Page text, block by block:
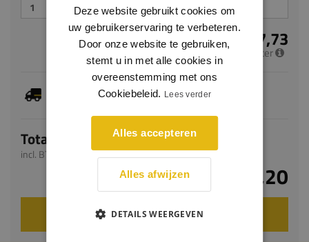
€ 7,73
per meter
Dit artikel is voorradig, de verwachte levertijd
bedraagt 1-3 werkdagen
Totaal
incl. BTW
€ 23,20
VOEG TOE AAN WINKELWAGEN
Deze website gebruikt cookies om
uw gebruikerservaring te verbeteren.
Door onze website te gebruiken,
stemt u in met alle cookies in
overeenstemming met ons
Cookiebeleid. Lees verder
Alles accepteren
Alles afwijzen
DETAILS WEERGEVEN